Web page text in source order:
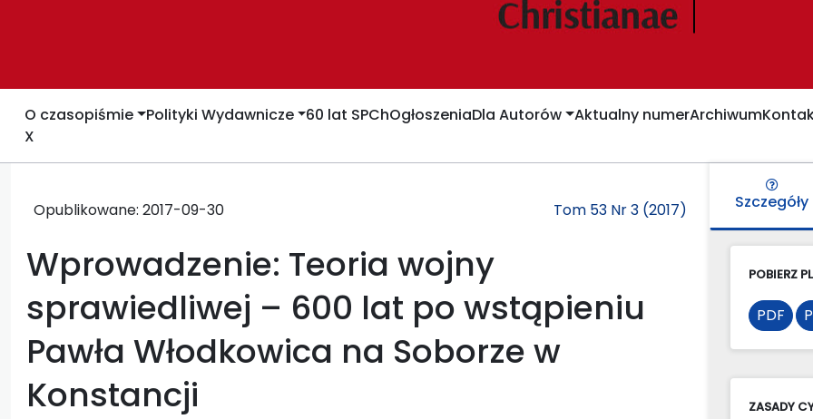
O czasopiśmie Polityki Wydawnicze 60 lat SPChOgłoszeniaDla Autorów Aktualny numerArchiwum
X
Opublikowane: 2017-09-30 Tom 53 Nr 3 (2017)
Wprowadzenie: Teoria wojny
sprawiedliwej – 600 lat po wstąpieniu
Pawła Włodkowica na Soborze w
Konstancji
Szczegóły
POBIERZ
PDF
ZASADY